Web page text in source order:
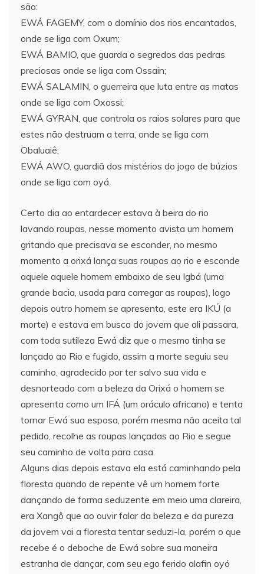
são:
EWÁ FAGEMY, com o domínio dos rios encantados,
onde se liga com Oxum;
EWÁ BAMIO, que guarda o segredos das pedras
preciosas onde se liga com Ossain;
EWÁ SALAMIN, o guerreira que luta entre as matas
onde se liga com Oxossi;
EWÁ GYRAN, que controla os raios solares para que
estes não destruam a terra, onde se liga com
Obaluaiê;
EWÁ AWO, guardiã dos mistérios do jogo de búzios
onde se liga com oyá.
Certo dia ao entardecer estava à beira do rio
lavando roupas, nesse momento avista um homem
gritando que precisava se esconder, no mesmo
momento a orixá lança suas roupas ao rio e esconde
aquele aquele homem embaixo de seu Igbá (uma
grande bacia, usada para carregar as roupas), logo
depois outro homem se apresenta, este era IKÚ (a
morte) e estava em busca do jovem que ali passara,
com toda sutileza Ewá diz que o mesmo tinha se
lançado ao Rio e fugido, assim a morte seguiu seu
caminho, agradecido por ter salvo sua vida e
desnorteado com a beleza da Orixá o homem se
apresenta como um IFÁ (um oráculo africano) e tenta
tornar Ewá sua esposa, porém mesma não aceita tal
pedido, recolhe as roupas lançadas ao Rio e segue
seu caminho de volta para casa.
Alguns dias depois estava ela está caminhando pela
floresta quando de repente vê um homem forte
dançando de forma seduzente em meio uma clareira,
era Xangô que ao ouvir falar da beleza e da pureza
da jovem vai a floresta tentar seduzi-la, porém o que
recebe é o deboche de Ewá sobre sua maneira
estranha de dançar, com seu ego ferido alafin oyó